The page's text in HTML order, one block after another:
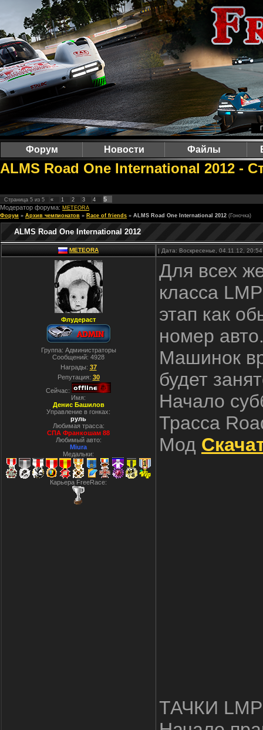
Форум Новости Файлы
ALMS Road One International 2012 -
Страница 5 из 5 « 1 2 3 4
5
Модератор форума: METEORA
Форум » Архив чемпионатов » Race of friends » ALMS Road One International 2012 (Гоночка)
ALMS Road One International 2012
METEORA | Дата: Воскресенье, 04.11.12,
Флудераст
Группа: Администраторы
Сообщений: 4928
Награды: 37
Репутация: 30
Сейчас:
Имя:
Денис Башилов
Управление в гонках:
руль
Любимая трасса:
СПА Франкошам 88
Любимый авто:
Miura
Медальки:
Карьера FreeRace:
Для всех
класса
этап как
номер
Машинок
будет
Начало
Трасса
Мод
ТАЧКИ